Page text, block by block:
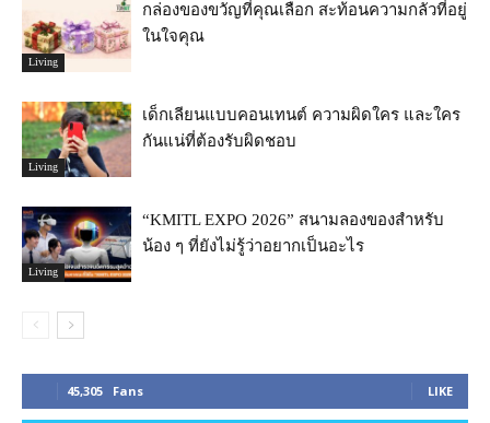
Living
กล่องของขวัญที่คุณเลือก สะท้อนความกลัวที่อยู่
ในใจคุณ
Living
เด็กเลียนแบบคอนเทนต์ ความผิดใคร และใคร
กันแน่ที่ต้องรับผิดชอบ
Living
“KMITL EXPO 2026” สนามลองของสำหรับ
น้อง ๆ ที่ยังไม่รู้ว่าอยากเป็นอะไร
45,305 Fans LIKE